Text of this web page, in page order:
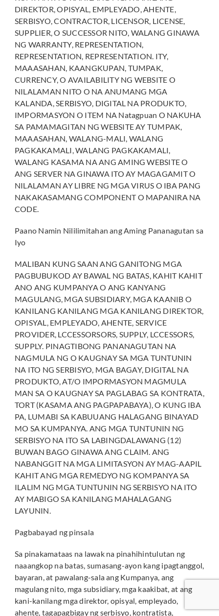
DIREKTOR, OPISYAL, EMPLEYADO, AHENTE,
SERBISYO, CONTRACTOR, LICENSOR, LICENSE,
SUPPLIER, O SUCCESSOR NITO, WALANG GINAWA
NG WARRANTY, REPRESENTATION,
REPRESENTATION, REPRESENTATION. ITY,
MAAASAHAN, KAANGKUPAN, TUMPAK,
CURRENCY, O AVAILABILITY NG WEBSITE O
NILALAMAN NITO O NA ANUMANG MGA
KALANDA, SERBISYO, DIGITAL NA PRODUKTO,
IMPORMASYON O ITEM NA Natagpuan O NAKUHA
SA PAMAMAGITAN NG WEBSITE AY TUMPAK,
MAAASAHAN, WALANG-MALI, WALANG
PAGKAKAMALI, WALANG PAGKAKAMALI,
WALANG KASAMA NA ANG AMING WEBSITE O
ANG SERVER NA GINAWA ITO AY MAGAGAMIT O
NILALAMAN AY LIBRE NG MGA VIRUS O IBA PANG
NAKAKASAMANG COMPONENT O MAPANIRA NA
CODE.
Paano Namin Nililimitahan ang Aming Pananagutan sa
Iyo
MALIBAN KUNG SAAN ANG GANITONG MGA
PAGBUBUKOD AY BAWAL NG BATAS, KAHIT KAHIT
ANO ANG KUMPANYA O ANG KANYANG
MAGULANG, MGA SUBSIDIARY, MGA KAANIB O
KANILANG KANILANG MGA KANILANG DIREKTOR,
OPISYAL, EMPLEYADO, AHENTE, SERVICE
PROVIDER, LCCESSORSORS, SUPPLY, LCCESSORS,
SUPPLY. PINAGTIBONG PANANAGUTAN NA
NAGMULA NG O KAUGNAY SA MGA TUNTUNIN
NA ITO NG SERBISYO, MGA BAGAY, DIGITAL NA
PRODUKTO, AT/O IMPORMASYON MAGMULA
MAN SA O KAUGNAY SA PAGLABAG SA KONTRATA,
TORT (KASAMA ANG PAGPAPABAYA), O KUNG IBA
PA, LUMABI SA KABUUANG HALAGANG BINAYAD
MO SA KUMPANYA. ANG MGA TUNTUNIN NG
SERBISYO NA ITO SA LABINGDALAWANG (12)
BUWAN BAGO GINAWA ANG CLAIM. ANG
NABANGGIT NA MGA LIMITASYON AY MAG-AAPIL
KAHIT ANG MGA REMEDYO NG KOMPANYA SA
ILALIM NG MGA TUNTUNIN NG SERBISYO NA ITO
AY MABIGO SA KANILANG MAHALAGANG
LAYUNIN.
Pagbabayad ng pinsala
Sa pinakamataas na lawak na pinahihintulutan ng
naaangkop na batas, sumasang-ayon kang ipagtanggol,
bayaran, at pawalang-sala ang Kumpanya, ang
magulang nito, mga subsidiary, mga kaakibat, at ang
kani-kanilang mga direktor, opisyal, empleyado,
ahente, tagapagbigay ng serbisyo, kontratista,